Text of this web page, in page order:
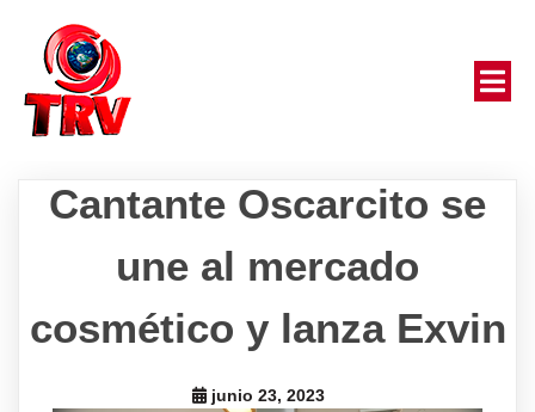
Cantante Oscarcito se
une al mercado
cosmético y lanza Exvin
junio 23, 2023